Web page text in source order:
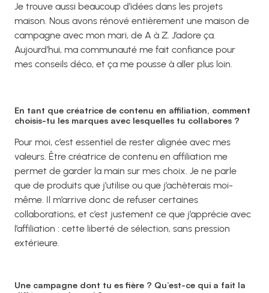
Je trouve aussi beaucoup d’idées dans les projets
maison. Nous avons rénové entièrement une maison de
campagne avec mon mari, de A à Z. J’adore ça.
Aujourd’hui, ma communauté me fait confiance pour
mes conseils déco, et ça me pousse à aller plus loin.
En tant que créatrice de contenu en affiliation, comment
choisis-tu les marques avec lesquelles tu collabores ?
Pour moi, c’est essentiel de rester alignée avec mes
valeurs. Être créatrice de contenu en affiliation me
permet de garder la main sur mes choix. Je ne parle
que de produits que j’utilise ou que j’achèterais moi-
même. Il m’arrive donc de refuser certaines
collaborations, et c’est justement ce que j’apprécie avec
l’affiliation : cette liberté de sélection, sans pression
extérieure.
Une campagne dont tu es fière ? Qu’est-ce qui a fait la